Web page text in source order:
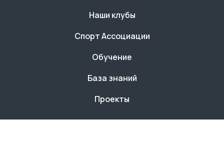
Наши клубы
Спорт Ассоциации
Обучение
База знаний
Проекты